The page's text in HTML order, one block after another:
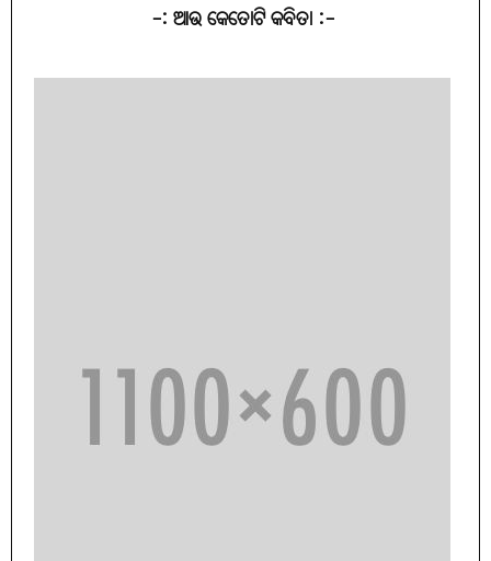
-: ଆଉ କେତୋଟି କବିତା :-